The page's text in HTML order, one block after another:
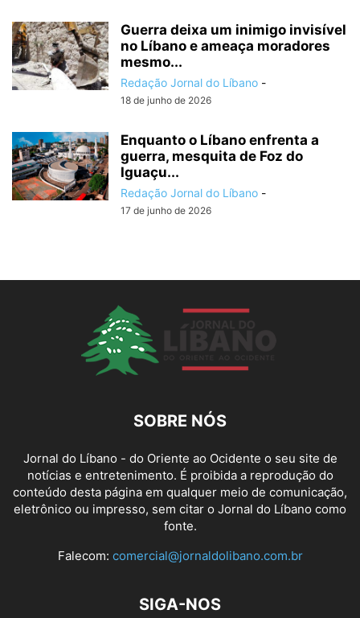
Guerra deixa um inimigo invisível
no Líbano e ameaça moradores
mesmo...
Redação Jornal do Líbano -
18 de junho de 2026
Enquanto o Líbano enfrenta a
guerra, mesquita de Foz do
Iguaçu...
Redação Jornal do Líbano -
17 de junho de 2026
SOBRE NÓS
Jornal do Líbano - do Oriente ao Ocidente o seu site de
notícias e entretenimento. É proibida a reprodução do
conteúdo desta página em qualquer meio de comunicação,
eletrônico ou impresso, sem citar o Jornal do Líbano como
fonte.
Falecom: comercial@jornaldolibano.com.br
SIGA-NOS